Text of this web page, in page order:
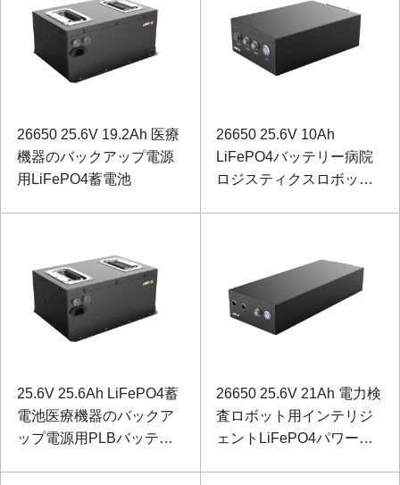
26650 25.6V 19.2Ah 医療
機器のバックアップ電源
用LiFePO4蓄電池
26650 25.6V 10Ah
LiFePO4バッテリー病院
ロジスティクスロボット
25.6V 25.6Ah LiFePO4蓄
電池医療機器のバックア
ップ電源用PLBバッテリ
26650 25.6V 21Ah 電力検
査ロボット用インテリジ
ェントLiFePO4パワーバ